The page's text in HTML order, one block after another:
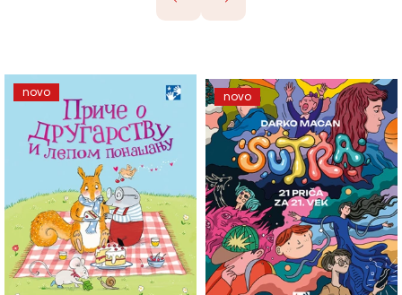
novo novo